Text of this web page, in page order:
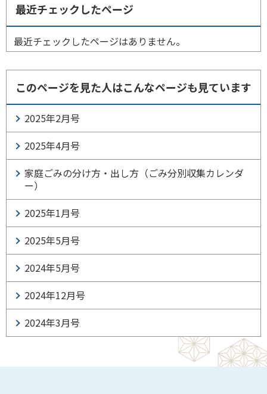
最近チェックしたページ
最近チェックしたページはありません。
このページを見た人はこんなページも見ています
2025年2月号
2025年4月号
家庭ごみの分け方・出し方（ごみ分別収集カレンダ
ー）
2025年1月号
2025年5月号
2024年5月号
2024年12月号
2024年3月号